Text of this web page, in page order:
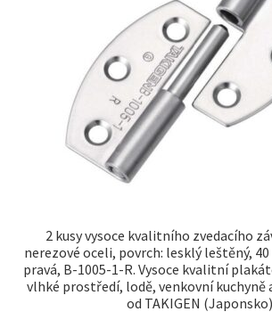
Soukromí
TERMÍNY
2 kusy vysoce kvalitního zvedacího
nerezové oceli, povrch: lesklý leštěný,
pravá, B-1005-1-R. Vysoce kvalitní
vlhké prostředí, lodě, venkovní kuchyně
od TAKIGEN (Japonsko)